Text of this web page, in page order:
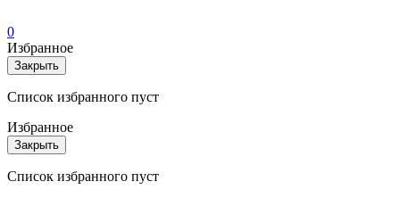
0
Избранное
Закрыть
Список избранного пуст
Избранное
Закрыть
Список избранного пуст